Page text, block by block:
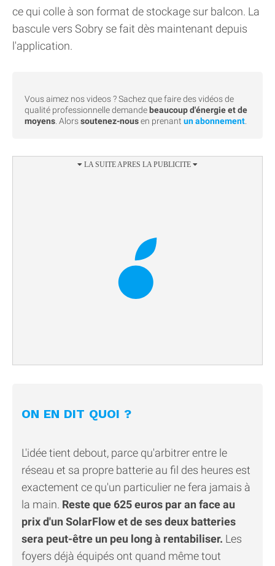
ce qui colle à son format de stockage sur balcon. La
bascule vers Sobry se fait dès maintenant depuis
l'application.
Vous aimez nos videos ? Sachez que faire des vidéos de
qualité professionnelle demande beaucoup d'énergie et de
moyens. Alorssoutenez-nousen prenant un abonnement.
ON EN DIT QUOI ?
L'idée tient debout, parce qu'arbitrer entre le
réseau et sa propre batterie au fil des heures est
exactement ce qu'un particulier ne fera jamais à
la main. Reste que 625 euros par an face au
prix d'un SolarFlow et de ses deux batteries
sera peut-être un peu long à rentabiliser. Les
foyers déjà équipés ont quand même tout